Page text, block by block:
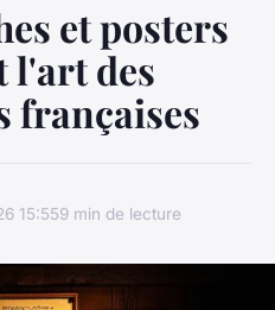
et posters
l'art des
françaises
15:559 min de lecture